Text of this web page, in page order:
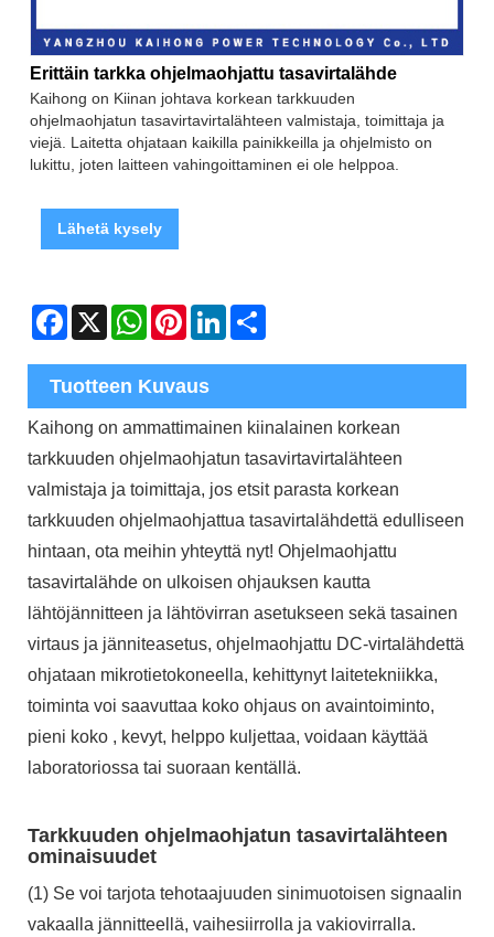
Erittäin tarkka ohjelmaohjattu tasavirtalähde
Kaihong on Kiinan johtava korkean tarkkuuden
ohjelmaohjatun tasavirtavirtalähteen valmistaja, toimittaja ja
viejä. Laitetta ohjataan kaikilla painikkeilla ja ohjelmisto on
lukittu, joten laitteen vahingoittaminen ei ole helppoa.
Lähetä kysely
Facebook
X WhatsAppPinterestLinkedIn
Tuotteen Kuvaus
Kaihong on ammattimainen kiinalainen korkean
tarkkuuden ohjelmaohjatun tasavirtavirtalähteen
valmistaja ja toimittaja, jos etsit parasta korkean
tarkkuuden ohjelmaohjattua tasavirtalähdettä edulliseen
hintaan, ota meihin yhteyttä nyt! Ohjelmaohjattu
tasavirtalähde on ulkoisen ohjauksen kautta
lähtöjännitteen ja lähtövirran asetukseen sekä tasainen
virtaus ja jänniteasetus, ohjelmaohjattu DC-virtalähdettä
ohjataan mikrotietokoneella, kehittynyt laitetekniikka,
toiminta voi saavuttaa koko ohjaus on avaintoiminto,
pieni koko , kevyt, helppo kuljettaa, voidaan käyttää
laboratoriossa tai suoraan kentällä.
Tarkkuuden ohjelmaohjatun tasavirtalähteen
ominaisuudet
(1) Se voi tarjota tehotaajuuden sinimuotoisen signaalin
vakaalla jännitteellä, vaihesiirrolla ja vakiovirralla.